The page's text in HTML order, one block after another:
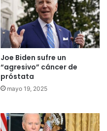
Joe Biden sufre un
“agresivo” cáncer de
próstata
mayo 19, 2025